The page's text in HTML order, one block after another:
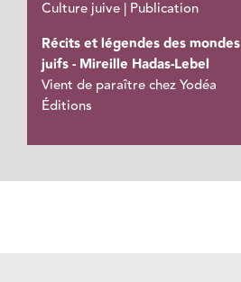
Culture juive | Publication
Récits et légendes des mondes
juifs - Mireille Hadas-Lebel
Vient de paraître chez Yodéa
Éditions